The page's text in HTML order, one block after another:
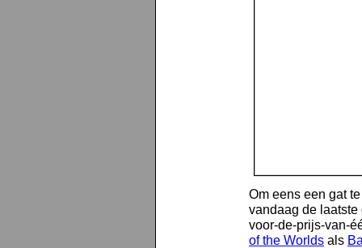
Om eens een gat
vandaag de
voor-de-prijs-van-
of the Worlds als